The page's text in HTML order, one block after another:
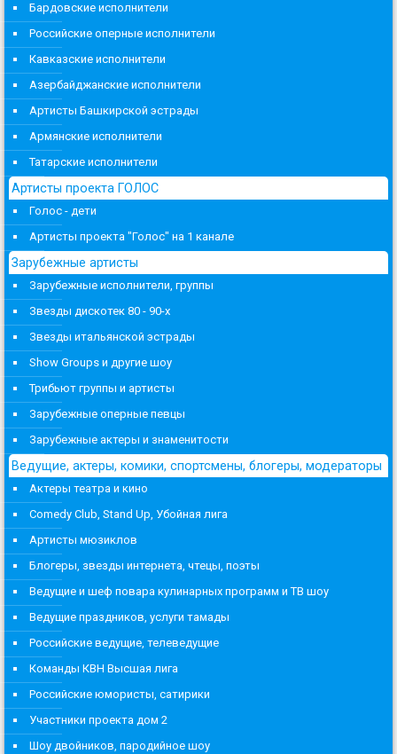
Бардовские исполнители
Российские оперные исполнители
Кавказские исполнители
Азербайджанские исполнители
Артисты Башкирской эстрады
Армянские исполнители
Татарские исполнители
Артисты проекта ГОЛОС
Голос - дети
Артисты проекта "Голос" на 1 канале
Зарубежные артисты
Зарубежные исполнители, группы
Звезды дискотек 80 - 90-х
Звезды итальянской эстрады
Show Groups и другие шоу
Трибьют группы и артисты
Зарубежные оперные певцы
Зарубежные актеры и знаменитости
Ведущие, актеры, комики, спортсмены, блогеры, модераторы
Актеры театра и кино
Comedy Club, Stand Up, Убойная лига
Артисты мюзиклов
Блогеры, звезды интернета, чтецы, поэты
Ведущие и шеф повара кулинарных программ и ТВ шоу
Ведущие праздников, услуги тамады
Российские ведущие, телеведущие
Команды КВН Высшая лига
Российские юмористы, сатирики
Участники проекта дом 2
Шоу двойников, пародийное шоу